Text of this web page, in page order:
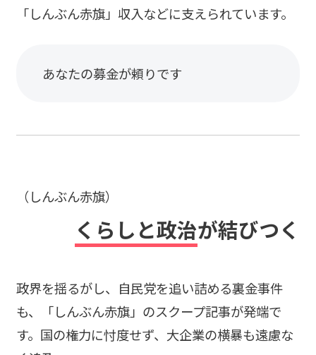
「しんぶん赤旗」収入などに支えられています。
あなたの募金が頼りです
（しんぶん赤旗）
くらしと政治が結びつく
政界を揺るがし、自民党を追い詰める裏金事件
も、「しんぶん赤旗」のスクープ記事が発端で
す。国の権力に忖度せず、大企業の横暴も遠慮な